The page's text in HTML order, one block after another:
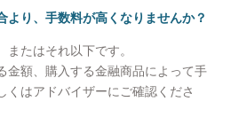
うち余ったお金はETFや他の
10歳、8歳の2人の子供がい
フ、旅行、お酒が趣味で、最
。マイル集めにこだわりがあ
より、手数料が高くなりませんか？
たはそれ以下です。
金額、購入する金融商品によって手
くはアドバイザーにご確認くださ